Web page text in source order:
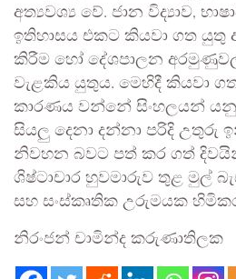
අත්‍යවශ්‍ය වේ. ජාන විද්‍යාව,
ඉතිහාසය එකට කියවා ගත යුතු
කිරීම හෝ දේශපාලන
වැළකිය යුතුය. මෙහිදී කියවා
කාරණය වන්නේ සිංහලයන්
සියලු දෙනා දන්නා පරිදි උතුරු
නිවහන බවට පත් කර ගත්
ශිෂ්ටාචාර හුවමාරුව තුළ මුල්
සහ සංස්කෘතික උරුමයක
නිරංජන් චාමින්ද කරුණාතිලක